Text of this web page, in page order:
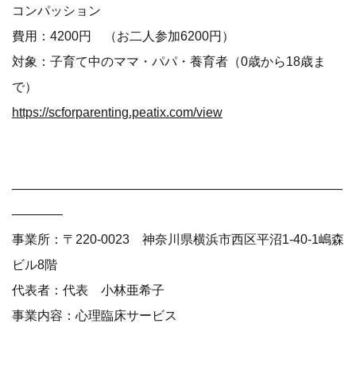
コンパッション
費用：4200円 （お二人参加6200円）
対象：子育て中のママ・パパ・養育者（0歳から18歳ま
で）
https://scforparenting.peatix.com/view
——————————————————————————
————
事業所：〒220-0023 神奈川県横浜市西区平沼1-40-1嶋森
ビル8階
代表者：代表 小林亜希子
事業内容：心理臨床サービス